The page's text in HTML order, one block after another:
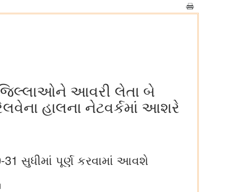
આવરી લેતા બે
હાલના નેટવર્કમાં આશરે
સુધીમાં પૂર્ણ કરવામાં આવશે